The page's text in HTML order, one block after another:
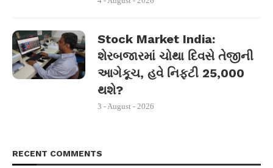
Stock Market India:
શેરબજારમાં ચોથા દિવસે તેજીની
આગેકૂચ, હવે નિફ્ટી 25,000
થશે?
3 - August - 2026
RECENT COMMENTS